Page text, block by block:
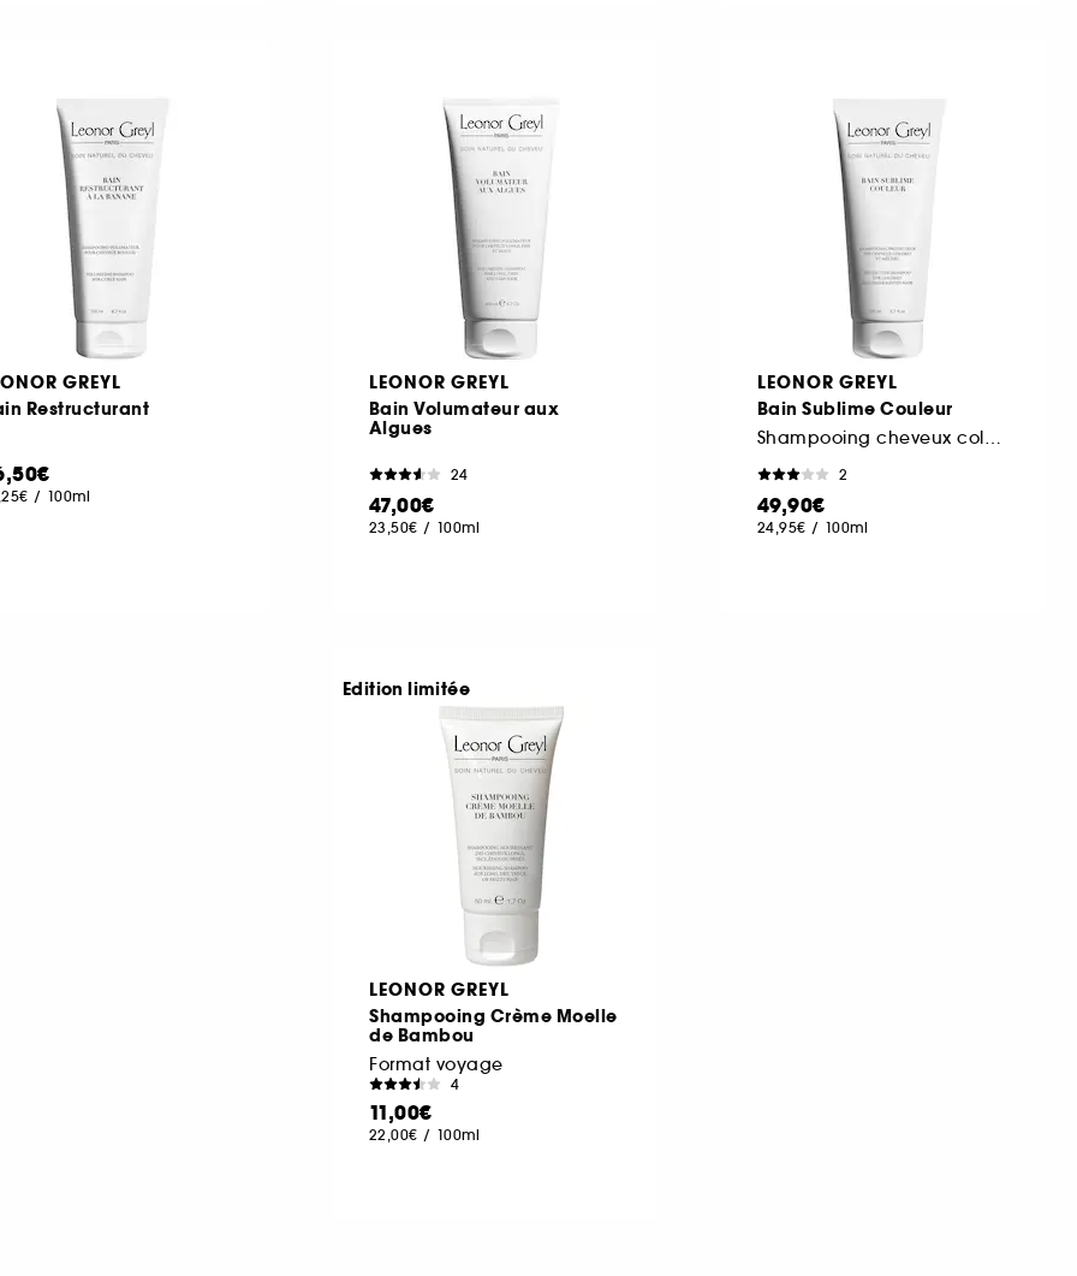
GREYL
Restructurant
/ 100ml
LEONOR GREYL
Bain Volumateur aux
Algues
24
47,00€
23,50€ / 100ml
LEONOR GREYL
Bain Sublime Couleur
Shampooing cheveux colorés
2
49,90€
24,95€ / 100ml
LEONOR GREYL
Shampooing Crème Moelle
de Bambou
Format voyage
4
11,00€
22,00€ / 100ml
Edition limitée